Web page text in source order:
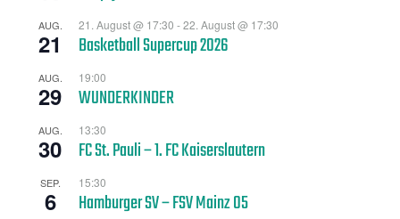
AUG.
21
21. August @ 17:30 -22. August @ 17:30
Basketball Supercup 2026
AUG.
29
19:00
WUNDERKINDER
AUG.
30
13:30
FC St. Pauli – 1. FC Kaiserslautern
SEP.
6
15:30
Hamburger SV – FSV Mainz 05